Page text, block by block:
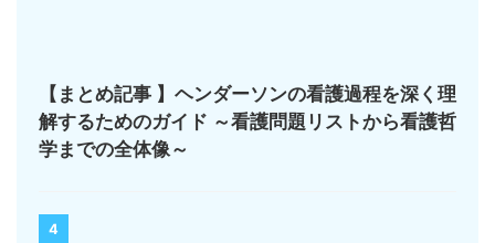
【まとめ記事 】ヘンダーソンの看護過程を深く理
解するためのガイド ～看護問題リストから看護哲
学までの全体像～
4